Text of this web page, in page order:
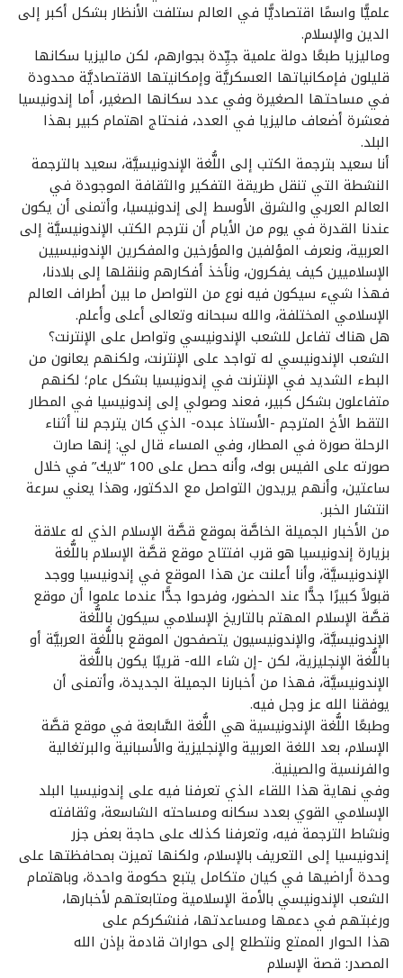
علميًّا واسمًا اقتصاديًّا في العالم ستلفت الأنظار بشكل أكبر إلى
الدين والإسلام.
وماليزيا طبعًا دولة علمية جيِّدة بجوارهم، لكن ماليزيا سكانها
قليلون فإمكانياتها العسكريَّة وإمكانيتها الاقتصاديَّة محدودة
في مساحتها الصغيرة وفي عدد سكانها الصغير، أما إندونيسيا
فعشرة أضعاف ماليزيا في العدد، فنحتاج اهتمام كبير بهذا
البلد.
أنا سعيد بترجمة الكتب إلى اللُّغة الإندونيسيَّة، سعيد بالترجمة
النشطة التي تنقل طريقة التفكير والثقافة الموجودة في
العالم العربي والشرق الأوسط إلى إندونيسيا، وأتمنى أن يكون
عندنا القدرة في يوم من الأيام أن نترجم الكتب الإندونيسيَّة إلى
العربية، ونعرف المؤلفين والمؤرخين والمفكرين الإندونيسيين
الإسلاميين كيف يفكرون، ونأخذ أفكارهم وننقلها إلى بلادنا،
فهذا شيء سيكون فيه نوع من التواصل ما بين أطراف العالم
الإسلامي المختلفة، والله سبحانه وتعالى أعلى وأعلم.
هل هناك تفاعل للشعب الإندونيسي وتواصل على الإنترنت؟
الشعب الإندونيسي له تواجد على الإنترنت، ولكنهم يعانون من
البطء الشديد في الإنترنت في إندونيسيا بشكل عام؛ لكنهم
متفاعلون بشكل كبير، فعند وصولي إلى إندونيسيا في المطار
التقط الأخ المترجم -الأستاذ عبده- الذي كان يترجم لنا أثناء
الرحلة صورة في المطار، وفي المساء قال لي: إنها صارت
صورته على الفيس بوك، وأنه حصل على 100 “لايك” في خلال
ساعتين، وأنهم يريدون التواصل مع الدكتور، وهذا يعني سرعة
انتشار الخبر.
من الأخبار الجميلة الخاصَّة بموقع قصَّة الإسلام الذي له علاقة
بزيارة إندونيسيا هو قرب افتتاح موقع قصَّة الإسلام باللُّغة
الإندونيسيَّة، وأنا أعلنت عن هذا الموقع في إندونيسيا ووجد
قبولاً كبيرًا جدًّا عند الحضور، وفرحوا جدًّا عندما علموا أن موقع
قصَّة الإسلام المهتم بالتاريخ الإسلامي سيكون باللُّغة
الإندونيسيَّة، والإندونيسيون يتصفحون الموقع باللُّغة العربيَّة أو
باللُّغة الإنجليزية، لكن -إن شاء الله- قريبًا يكون باللُّغة
الإندونيسيَّة، فهذا من أخبارنا الجميلة الجديدة، وأتمنى أن
يوفقنا الله عز وجل فيه.
وطبعًا اللُّغة الإندونيسية هي اللُّغة السَّابعة في موقع قصَّة
الإسلام، بعد اللغة العربية والإنجليزية والأسبانية والبرتغالية
والفرنسية والصينية.
وفي نهاية هذا اللقاء الذي تعرفنا فيه على إندونيسيا البلد
الإسلامي القوي بعدد سكانه ومساحته الشاسعة، وثقافته
ونشاط الترجمة فيه، وتعرفنا كذلك على حاجة بعض جزر
إندونيسيا إلى التعريف بالإسلام، ولكنها تميزت بمحافظتها على
وحدة أراضيها في كيان متكامل يتبع حكومة واحدة، وباهتمام
الشعب الإندونيسي بالأمة الإسلامية ومتابعتهم لأخبارها،
ورغبتهم في دعمها ومساعدتها، فنشكركم على
هذا الحوار الممتع ونتطلع إلى حوارات قادمة بإذن الله
المصدر: قصة الإسلام